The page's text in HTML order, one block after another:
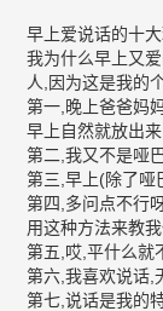
早上爱说话的十
我为什么早上又
人,因为这是我的
第一,晚上爸爸妈
早上自然就放出来
第二,我又不是哑
第三,早上(除了哑
第四,多问点不行
用这种方法来教我
第五,哎,平什么就
第六,我喜欢说话,
第七,说话是我的